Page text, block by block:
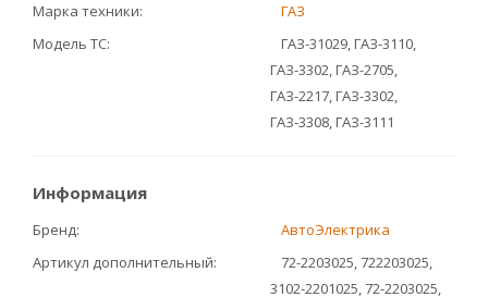
Марка техники
ГАЗ
Модель ТС
ГАЗ-31029, ГАЗ-3110,
ГАЗ-3302, ГАЗ-2705,
ГАЗ-2217, ГАЗ-3302,
ГАЗ-3308, ГАЗ-3111
Информация
Бренд
АвтоЭлектрика
Артикул дополнительный
72-2203025, 722203025,
3102-2201025, 72-2203025,